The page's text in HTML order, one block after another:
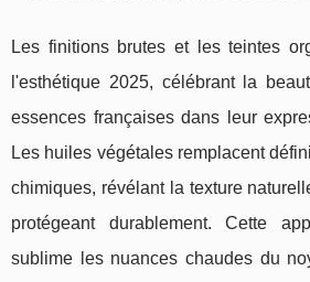
Les finitions brutes et les teintes
l'esthétique 2025, célébrant la
essences françaises dans leur
Les huiles végétales remplacent
chimiques, révélant la texture
protégeant durablement. Cette
sublime les nuances chaudes du